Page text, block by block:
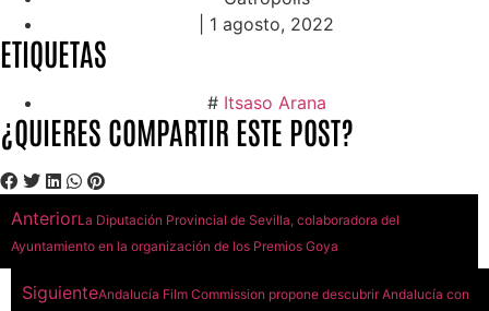
1 agosto, 2022
ETIQUETAS
# Itsaso Arana
¿QUIERES COMPARTIR ESTE POST?
AnteriorLa Diputación Provincial de Sevilla, colaboradora del
Ayuntamiento en la organización de los Premios Goya
SiguienteAndalucía Film Commission propone descubrir Andalucía con